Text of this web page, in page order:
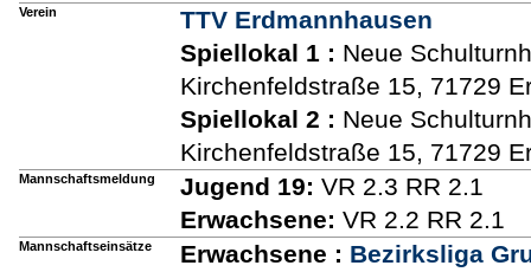
Verein
TTV Erdmannhausen
Spiellokal 1 : Neue
Kirchenfeldstraße 15, 71729
Spiellokal 2 : Neue
Kirchenfeldstraße 15, 71729
Mannschaftsmeldung Jugend 19: VR 2.3 RR 2.1
Erwachsene: VR 2.2 RR 2.1
Mannschaftseinsätze Erwachsene : Bezirksliga